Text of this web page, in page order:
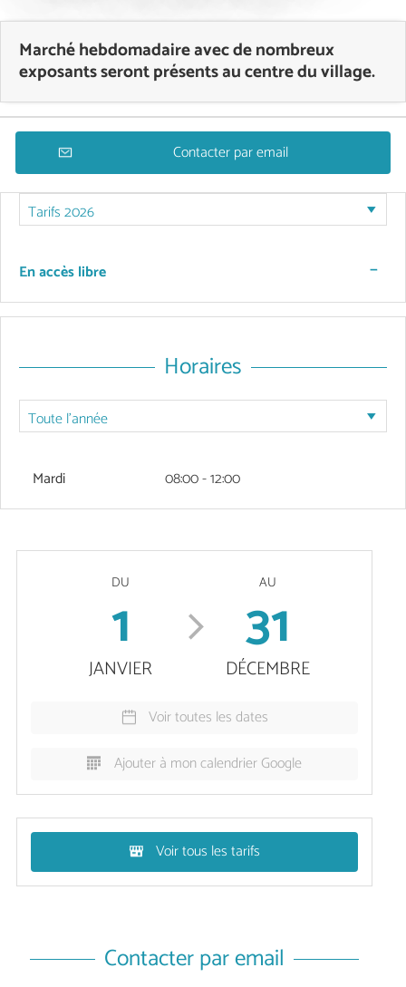
Marché hebdomadaire avec de nombreux
exposants seront présents au centre du village.
Contacter par email
En accès libre —
Horaires
Mardi 08:00 - 12:00
DU
1
JANVIER
AU
31
DÉCEMBRE
Voir toutes les dates
Ajouter à mon calendrier Google
Voir tous les tarifs
Contacter par email